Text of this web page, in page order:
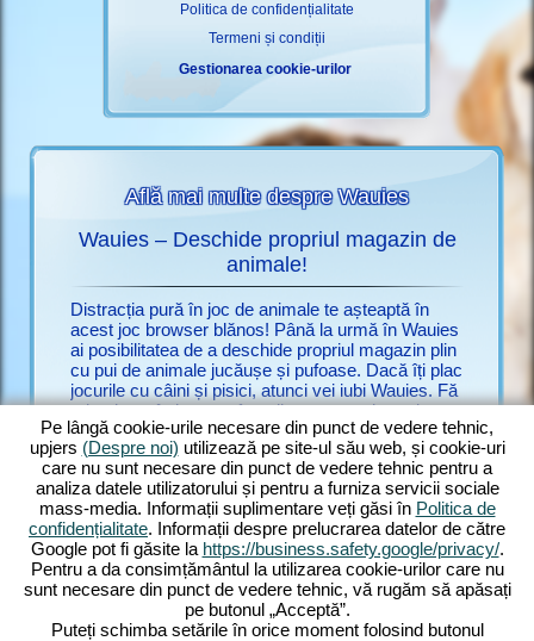
Politica de confidențialitate
Termeni și condiții
Gestionarea cookie-urilor
Află mai multe despre Wauies
CU
Wauies – Deschide propriul magazin de
animale!
Distracția pură în joc de animale te așteaptă în
acest joc browser blănos! Până la urmă în Wauies
ai posibilitatea de a deschide propriul magazin plin
cu pui de animale jucăușe și pufoase. Dacă îți plac
jocurile cu câini și pisici, atunci vei iubi Wauies. Fă
primul pas în lumea afacerilor, ca proprietar de un
modest magazin de animale. Ai ambiții mari: vrei
să transformi micul magazin într-o companie
renumită cu animale de casă. Cu cât sunt mai
fericite animalele, cu atât vin mai mulți clienți
interesați de ele. Și ce multe rase există! Joacă cu
pui de chihuahua săltăreți, labradori înfometați,
ragdolli, pufoși și hrănește pisici persane nobile –
doar să amintim câteva. Descoperă Wauies, un
joc browser impresionant cu elemente de joc cu
Jocul
fie un
său joc
Pe lângă cookie-urile necesare din punct de vedere tehnic,
upjers (Despre noi) utilizează pe site-ul său web, și cookie-uri
care nu sunt necesare din punct de vedere tehnic pentru a
analiza datele utilizatorului și pentru a furniza servicii sociale
mass-media. Informații suplimentare veți găsi în Politica de
confidențialitate. Informații despre prelucrarea datelor de către
Google pot fi găsite la https://business.safety.google/privacy/.
Pentru a da consimțământul la utilizarea cookie-urilor care nu
sunt necesare din punct de vedere tehnic, vă rugăm să apăsați
pe butonul „Acceptă”.
Puteți schimba setările în orice moment folosind butonul